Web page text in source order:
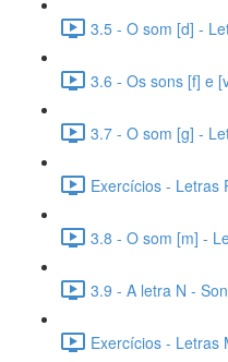
3.5 - O som [d] -
3.6 - Os sons [f] e
3.7 - O som [g] -
Exercícios - Letras
3.8 - O som [m] -
3.9 - A letra N -
Exercícios - Letras